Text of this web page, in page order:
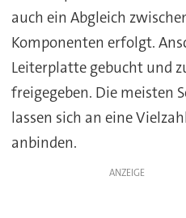
auch ein Abgleich
Komponenten erfolgt.
Leiterplatte gebucht und
freigegeben. Die meisten
lassen sich an eine
anbinden.
ANZEIGE